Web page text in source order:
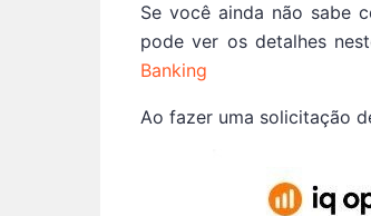
Se você ainda não sabe
pode ver os detalhes
Banking
Ao fazer uma solicitação